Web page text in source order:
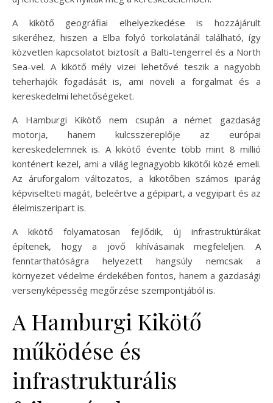
A kikötő geográfiai elhelyezkedése is hozzájárult
sikeréhez, hiszen a Elba folyó torkolatánál található, így
közvetlen kapcsolatot biztosít a Balti-tengerrel és a North
Sea-vel. A kikötő mély vizei lehetővé teszik a nagyobb
teherhajók fogadását is, ami növeli a forgalmat és a
kereskedelmi lehetőségeket.
A Hamburgi Kikötő nem csupán a német gazdaság
motorja, hanem kulcsszereplője az európai
kereskedelemnek is. A kikötő évente több mint 8 millió
konténert kezel, ami a világ legnagyobb kikötői közé emeli.
Az áruforgalom változatos, a kikötőben számos iparág
képviselteti magát, beleértve a gépipart, a vegyipart és az
élelmiszeripart is.
A kikötő folyamatosan fejlődik, új infrastruktúrákat
építenek, hogy a jövő kihívásainak megfeleljen. A
fenntarthatóságra helyezett hangsúly nemcsak a
környezet védelme érdekében fontos, hanem a gazdasági
versenyképesség megőrzése szempontjából is.
A Hamburgi Kikötő
működése és
infrastrukturális